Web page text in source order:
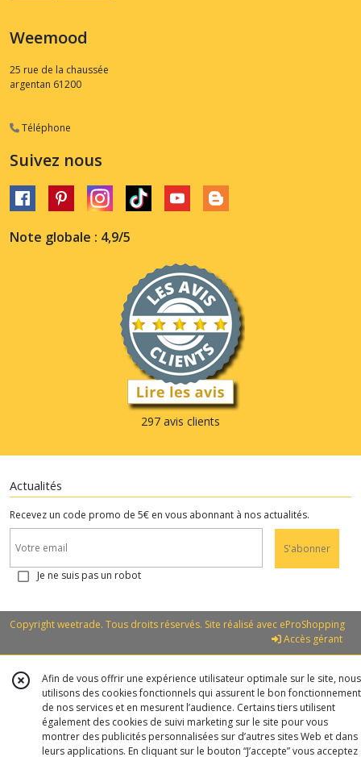
Weemood
25 rue de la chaussée
argentan 61200
Téléphone
Suivez nous
Note globale : 4,9/5
297 avis clients
Actualités
Recevez un code promo de 5€ en vous abonnant à nos actualités.
S'abonner
Je ne suis pas un robot
Copyright weetrade. Tous droits réservés. Site réalisé avec eProShopping
Accès gérant
Afin de vous offrir une expérience utilisateur optimale sur le site, nous
utilisons des cookies fonctionnels qui assurent le bon fonctionnement
de nos services et en mesurent l’audience. Certains tiers utilisent
également des cookies de suivi marketing sur le site pour vous
montrer des publicités personnalisées sur d’autres sites Web et dans
leurs applications. En cliquant sur le bouton “J’accepte” vous acceptez